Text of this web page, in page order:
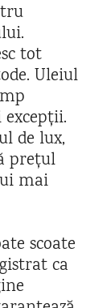
tot
Uleiul
de lux,
prețul
mai
scoate
ca